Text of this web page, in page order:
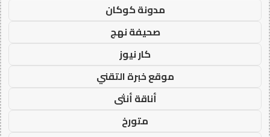
مدونة كوكان
صحيفة نهج
كار نيوز
موقع خبرة التقني
أناقة أنثى
متورخ